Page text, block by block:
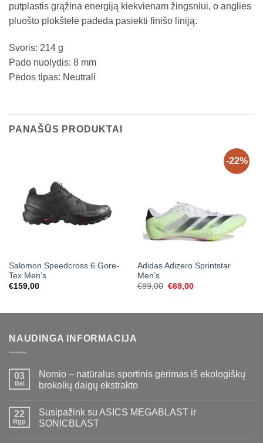
putplastis grąžina energiją kiekvienam žingsniui, o anglies
pluošto plokštelė padeda pasiekti finišo liniją.
Svoris: 214 g
Pado nuolydis: 8 mm
Pėdos tipas: Neutrali
PANAŠŪS PRODUKTAI
Salomon Speedcross 6 Gore-
Tex Men’s
€159,00
-22%
Adidas Adizero Sprintstar
Men’s
€89,00 Original
€69,00Current
NAUDINGA INFORMACIJA
03
Bal
Nomio – natūralus sportinis gėrimas iš ekologiškų
brokolių daigų ekstrakto
22
Rgp
Susipažink su ASICS MEGABLAST ir
SONICBLAST